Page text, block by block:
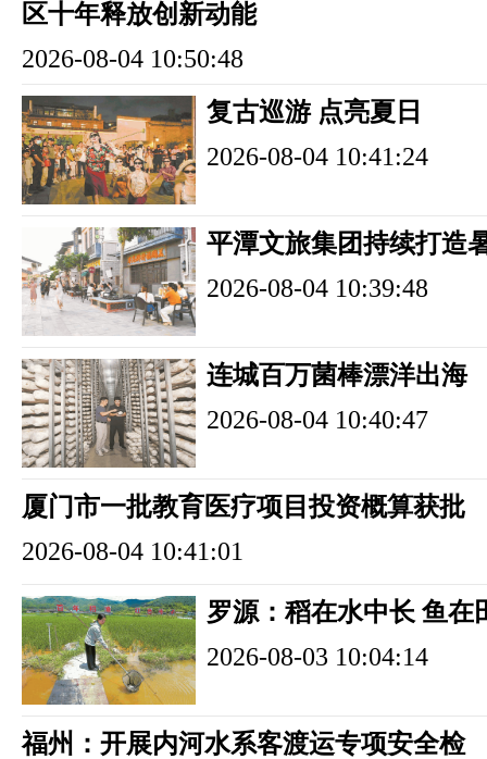
区十年释放创新动能
2026-08-04 10:50:48
复古巡游 点亮夏日
2026-08-04 10:41:24
平潭文旅集团持续打造
2026-08-04 10:39:48
连城百万菌棒漂洋出海
2026-08-04 10:40:47
厦门市一批教育医疗项目投资概算获批
2026-08-04 10:41:01
罗源：稻在水中长 鱼在
2026-08-03 10:04:14
福州：开展内河水系客渡运专项安全检